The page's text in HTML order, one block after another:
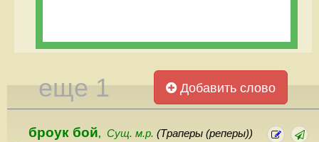
еще 1 Добавить слово
броук бой, Сущ. м.р. (Траперы (реперы))